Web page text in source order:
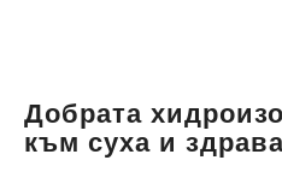
Добрата
към суха и